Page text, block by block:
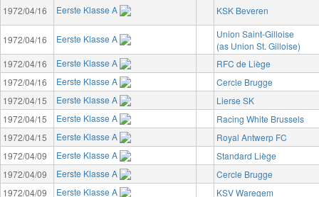
1972/04/16
Eerste Klasse A KSK Beveren
1972/04/16 Eerste Klasse A
Union Saint-Gilloise
(as Union St. Gilloise)
1972/04/16
Eerste Klasse A
RFC de Liège
1972/04/16
Eerste Klasse A
Cercle Brugge
1972/04/15
Eerste Klasse A
Lierse SK
1972/04/15
Eerste Klasse A
Racing White Brussels
1972/04/15
Eerste Klasse A
Royal Antwerp FC
1972/04/09
Eerste Klasse A
Standard Liège
1972/04/09
Eerste Klasse A
Cercle Brugge
1972/04/09
Eerste Klasse A
KSV Waregem